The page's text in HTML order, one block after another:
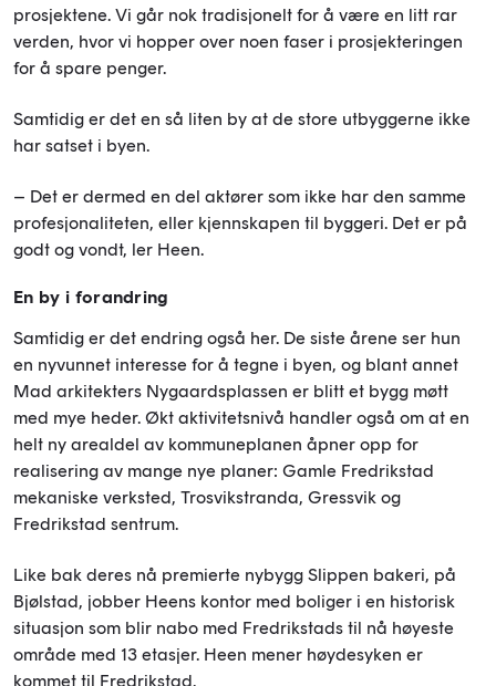
prosjektene. Vi går nok tradisjonelt for å være en litt rar
verden, hvor vi hopper over noen faser i prosjekteringen
for å spare penger.
Samtidig er det en så liten by at de store utbyggerne ikke
har satset i byen.
– Det er dermed en del aktører som ikke har den samme
profesjonaliteten, eller kjennskapen til byggeri. Det er på
godt og vondt, ler Heen.
En by i forandring
Samtidig er det endring også her. De siste årene ser hun
en nyvunnet interesse for å tegne i byen, og blant annet
Mad arkitekters Nygaardsplassen er blitt et bygg møtt
med mye heder. Økt aktivitetsnivå handler også om at en
helt ny arealdel av kommuneplanen åpner opp for
realisering av mange nye planer: Gamle Fredrikstad
mekaniske verksted, Trosvikstranda, Gressvik og
Fredrikstad sentrum.
Like bak deres nå premierte nybygg Slippen bakeri, på
Bjølstad, jobber Heens kontor med boliger i en historisk
situasjon som blir nabo med Fredrikstads til nå høyeste
område med 13 etasjer. Heen mener høydesyken er
kommet til Fredrikstad.